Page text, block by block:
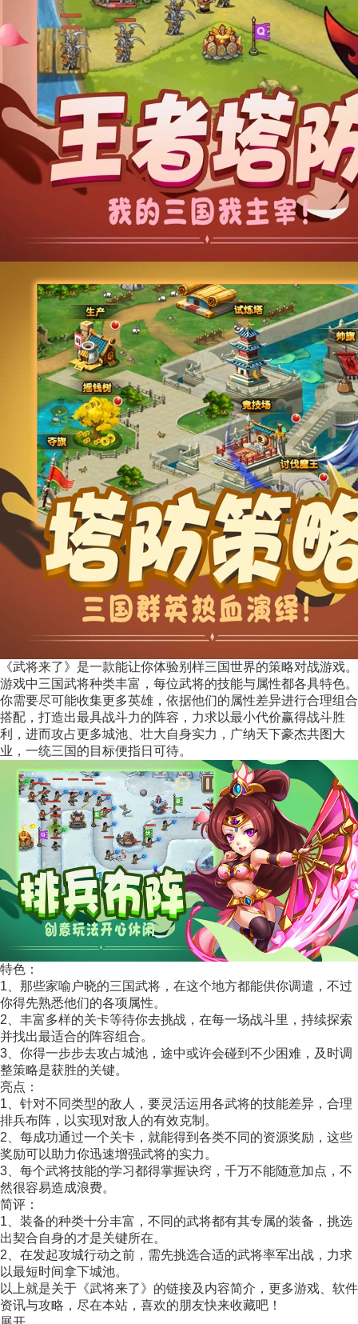
《武将来了》是一款能让你体验别样三国世界的策略对战游戏。
游戏中三国武将种类丰富，每位武将的技能与属性都各具特色。
你需要尽可能收集更多英雄，依据他们的属性差异进行合理组合
搭配，打造出最具战斗力的阵容，力求以最小代价赢得战斗胜
利，进而攻占更多城池、壮大自身实力，广纳天下豪杰共图大
业，一统三国的目标便指日可待。
特色：
1、那些家喻户晓的三国武将，在这个地方都能供你调遣，不过
你得先熟悉他们的各项属性。
2、丰富多样的关卡等待你去挑战，在每一场战斗里，持续探索
并找出最适合的阵容组合。
3、你得一步步去攻占城池，途中或许会碰到不少困难，及时调
整策略是获胜的关键。
亮点：
1、针对不同类型的敌人，要灵活运用各武将的技能差异，合理
排兵布阵，以实现对敌人的有效克制。
2、每成功通过一个关卡，就能得到各类不同的资源奖励，这些
奖励可以助力你迅速增强武将的实力。
3、每个武将技能的学习都得掌握诀窍，千万不能随意加点，不
然很容易造成浪费。
简评：
1、装备的种类十分丰富，不同的武将都有其专属的装备，挑选
出契合自身的才是关键所在。
2、在发起攻城行动之前，需先挑选合适的武将率军出战，力求
以最短时间拿下城池。
以上就是关于《武将来了》的链接及内容简介，更多游戏、软件
资讯与攻略，尽在本站，喜欢的朋友快来收藏吧！